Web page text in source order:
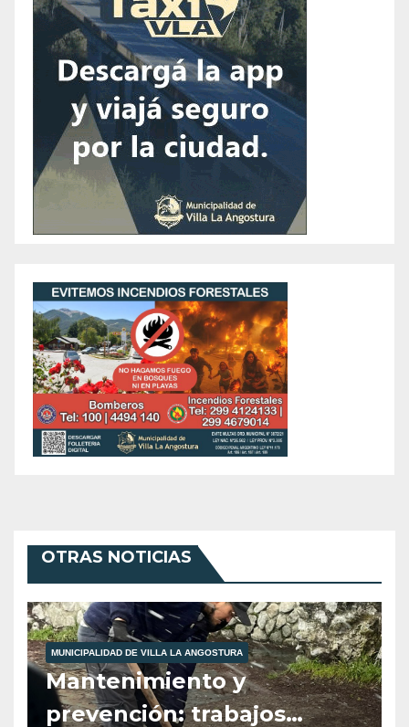
OTRAS NOTICIAS
MUNICIPALIDAD DE VILLA LA ANGOSTURA
Mantenimiento y
prevención: trabajos